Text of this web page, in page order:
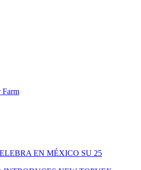
Farm
EN MÉXICO SU 25